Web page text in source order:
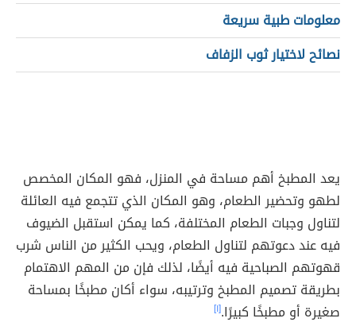
معلومات طبية سريعة
نصائح لاختيار ثوب الزفاف
يعد المطبخ أهم مساحة في المنزل، فهو المكان المخصص
لطهو وتحضير الطعام، وهو المكان الذي تتجمع فيه العائلة
لتناول وجبات الطعام المختلفة، كما يمكن استقبل الضيوف
فيه عند دعوتهم لتناول الطعام، ويحب الكثير من الناس شرب
قهوتهم الصباحية فيه أيضًا، لذلك فإن من المهم الاهتمام
بطريقة تصميم المطبخ وترتيبه، سواء أكان مطبخًا بمساحة
صغيرة أو مطبخًا كبيرًا.[١]